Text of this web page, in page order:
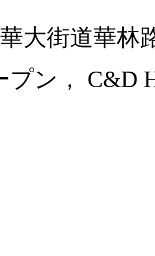
大街道華林
プン， C&D